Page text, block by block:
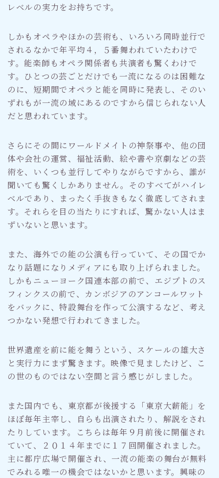
レベルの実力をお持ちです。
しかもオペラやほかの芸術も、いろいろ同時並行で
されるなかで年平均４，５番舞われていたわけで
す。能楽師もオペラ関係者も共演者も驚くわけで
す。ひとつの芸ごとだけでも一流になるのは困難な
のに、短期間でオペラと能を同時に発表し、そのい
ずれもが一流の域にあるのですから信じられない人
だと思われています。
さらにその間にワールドメイトの神祭事や、他の団
体や会社の運営、福祉活動、絵や書や京劇などの芸
術を、いくつも並行してやりながらですから、誰が
聞いても驚くしかありません。そのすべてがハイレ
ベルであり、まったく手抜きもなく徹底してされま
す。それらを目の当たりにすれば、驚かない人はま
ずいないと思います。
また、海外での能の公演も行っていて、その国でか
なり話題になりメディアにも取り上げられました。
しかもニューヨーク国連本部の前で、エジプトのス
フィンクスの前で、カンボジアのアンコールワット
をバックに、特設舞台を作って公演するなど、考え
つかない発想で行われてきました。
世界遺産を前に能を舞うという、スケールの雄大さ
と実行力にまず驚きます。映像で見ましたけど、こ
の世のものではない空間と言う感じがしました。
また国内でも、東京都が後援する「東京大薪能」を
ほぽ毎年主宰し、自らも出演されたり、解説をされ
たりしています。こちらは毎年９月前後に開催され
ていて、２０１４年までに１７回開催されました。
主に都庁広場で開催され、一流の能楽の舞台が無料
でみれる唯一の機会ではないかと思います。興味の